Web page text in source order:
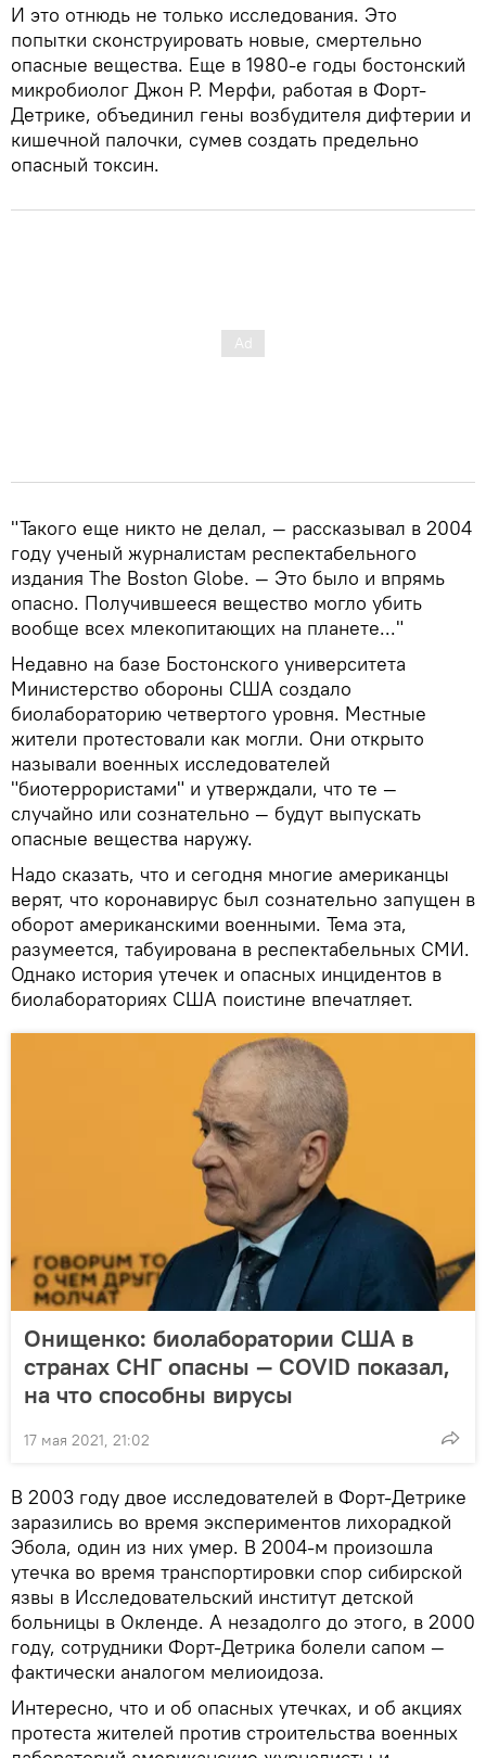
И это отнюдь не только исследования. Это
попытки сконструировать новые, смертельно
опасные вещества. Еще в 1980-е годы бостонский
микробиолог Джон Р. Мерфи, работая в Форт-
Детрике, объединил гены возбудителя дифтерии и
кишечной палочки, сумев создать предельно
опасный токсин.
"Такого еще никто не делал, — рассказывал в 2004
году ученый журналистам респектабельного
издания The Boston Globe. — Это было и впрямь
опасно. Получившееся вещество могло убить
вообще всех млекопитающих на планете..."
Недавно на базе Бостонского университета
Министерство обороны США создало
биолабораторию четвертого уровня. Местные
жители протестовали как могли. Они открыто
называли военных исследователей
"биотеррористами" и утверждали, что те —
случайно или сознательно — будут выпускать
опасные вещества наружу.
Надо сказать, что и сегодня многие американцы
верят, что коронавирус был сознательно запущен в
оборот американскими военными. Тема эта,
разумеется, табуирована в респектабельных СМИ.
Однако история утечек и опасных инцидентов в
биолабораториях США поистине впечатляет.
Онищенко: биолаборатории США в
странах СНГ опасны — COVID показал,
на что способны вирусы
17 мая 2021, 21:02
В 2003 году двое исследователей в Форт-Детрике
заразились во время экспериментов лихорадкой
Эбола, один из них умер. В 2004-м произошла
утечка во время транспортировки спор сибирской
язвы в Исследовательский институт детской
больницы в Окленде. А незадолго до этого, в 2000
году, сотрудники Форт-Детрика болели сапом —
фактически аналогом мелиоидоза.
Интересно, что и об опасных утечках, и об акциях
протеста жителей против строительства военных